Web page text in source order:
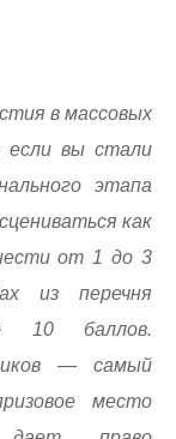
в массовых
если вы стали
этапа
как
от 1 до 3
из перечня
10 баллов.
— самый
место